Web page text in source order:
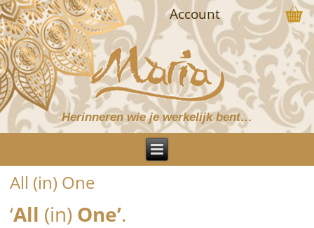
Herinneren wie je werkelijk bent…
Account
All (in) One
‘All (in) One’.